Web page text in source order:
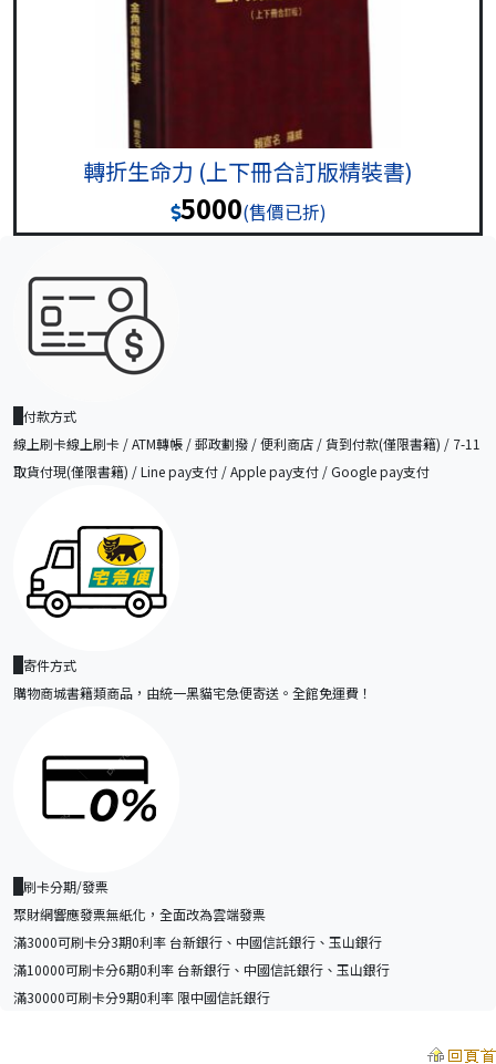
轉折生命力 (上下冊合訂版精裝書)
5000(售價已折)
付款方式
線上刷卡線上刷卡 / ATM轉帳 / 郵政劃撥 / 便利商店 / 貨到付款(僅限書籍) / 7-11
取貨付現(僅限書籍) / Line pay支付 / Apple pay支付 / Google pay支付
寄件方式
購物商城書籍類商品，由統一黑貓宅急便寄送。全館免運費！
刷卡分期/發票
聚財網響應發票無紙化，全面改為雲端發票
滿3000可刷卡分3期0利率 台新銀行、中國信託銀行、玉山銀行
滿10000可刷卡分6期0利率 台新銀行、中國信託銀行、玉山銀行
滿30000可刷卡分9期0利率 限中國信託銀行